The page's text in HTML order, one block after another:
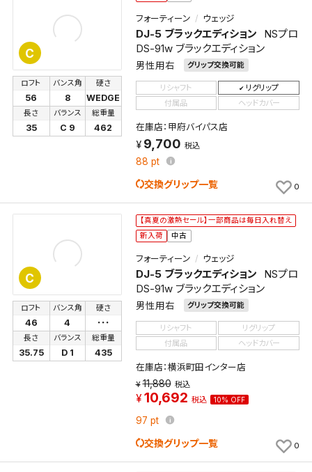
C
フォーティーン ウェッジ
DJ-5 ブラックエディション
NSプロ
DS-91w ブラックエディション
男性用右 グリップ交換可能
ロフト
56
バンス角
8
硬さ
WEDGE
長さ
35
バランス
C 9
総重量
462
リシャフト
リグリップ
付属品
ヘッドカバー
在庫店：甲府バイパス店
9,700 税込
88 pt
交換グリップ一覧 0
C
【真夏の激熱セール】一部商品は毎日入れ替え
新入荷
中古
フォーティーン ウェッジ
DJ-5 ブラックエディション
NSプロ
DS-91w ブラックエディション
男性用右 グリップ交換可能
ロフト
46
バンス角
4
硬さ
･･･
長さ
35.75
バランス
D 1
総重量
435
リシャフト
リグリップ
付属品
ヘッドカバー
在庫店：横浜町田インター店
11,880 税込
10,692 税込 10% OFF
97 pt
交換グリップ一覧 0